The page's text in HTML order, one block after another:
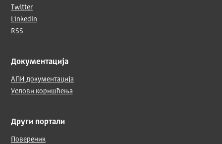
Twitter
LinkedIn
RSS
Документација
АПИ документација
Услови коришћења
Други портали
Повереник